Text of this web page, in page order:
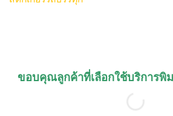
ขอบคุณลูกค้าที่เลือกใช้บริการพิม